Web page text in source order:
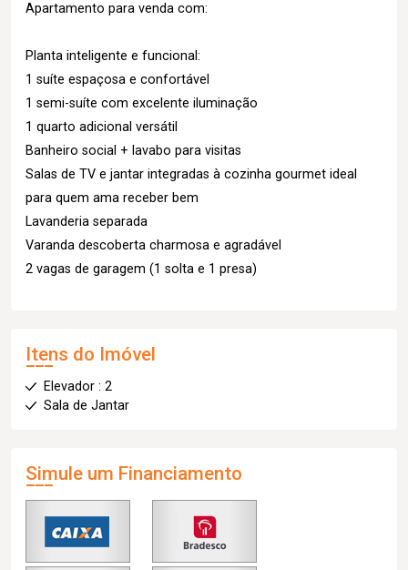
Apartamento para venda com:
Planta inteligente e funcional:
1 suíte espaçosa e confortável
1 semi-suíte com excelente iluminação
1 quarto adicional versátil
Banheiro social + lavabo para visitas
Salas de TV e jantar integradas à cozinha gourmet ideal
para quem ama receber bem
Lavanderia separada
Varanda descoberta charmosa e agradável
2 vagas de garagem (1 solta e 1 presa)
Itens do Imóvel
Elevador : 2
Sala de Jantar
Simule um Financiamento